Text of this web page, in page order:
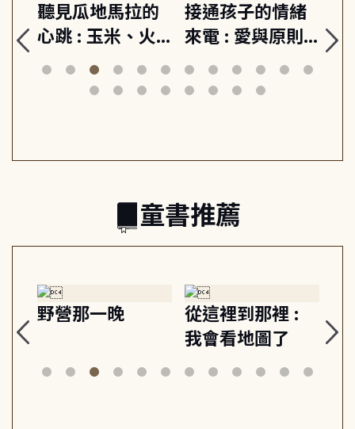
聽見瓜地馬拉的
心跳 : 玉米、火
山與信仰, 外交官
筆下的現代馬雅
接通孩子的情緒
來電 : 愛與原則,
建立教養的安定
節奏 22個行動練
關
童書推薦
野營那一晚
從這裡到那裡 :
我會看地圖了
美